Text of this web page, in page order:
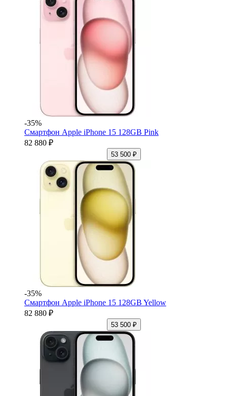
-35%
Смартфон Apple iPhone 15 128GB Pink
82 880 ₽
53 500 ₽
-35%
Смартфон Apple iPhone 15 128GB Yellow
82 880 ₽
53 500 ₽